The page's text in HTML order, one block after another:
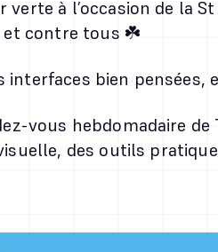
à l’occasion de la
et contre tous ☘️
interfaces bien
vous hebdomadaire
des outils